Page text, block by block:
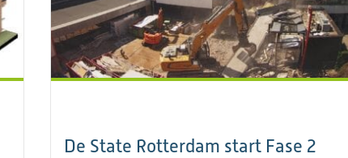
De State Rotterdam start Fase 2